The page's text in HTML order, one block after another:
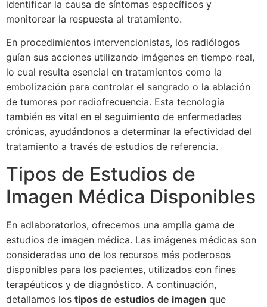
identificar la causa de síntomas específicos y
monitorear la respuesta al tratamiento.
En procedimientos intervencionistas, los radiólogos
guían sus acciones utilizando imágenes en tiempo real,
lo cual resulta esencial en tratamientos como la
embolización para controlar el sangrado o la ablación
de tumores por radiofrecuencia. Esta tecnología
también es vital en el seguimiento de enfermedades
crónicas, ayudándonos a determinar la efectividad del
tratamiento a través de estudios de referencia.
Tipos de Estudios de
Imagen Médica Disponibles
En adlaboratorios, ofrecemos una amplia gama de
estudios de imagen médica. Las imágenes médicas son
consideradas uno de los recursos más poderosos
disponibles para los pacientes, utilizados con fines
terapéuticos y de diagnóstico. A continuación,
detallamos los tipos de estudios de imagen que